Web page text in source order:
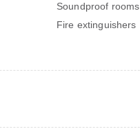
Soundproof rooms
Fire extinguishers